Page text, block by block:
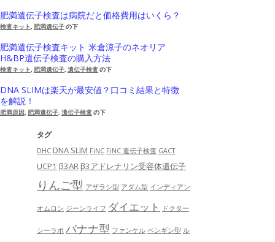
肥満遺伝子検査は病院だと価格費用はいくら？
検査キット, 肥満遺伝子の下
肥満遺伝子検査キット 米倉涼子のネオリア
H&BP遺伝子検査の購入方法
検査キット, 肥満遺伝子, 遺伝子検査の下
DNA SLIMは楽天が最安値？口コミ結果と特徴
を解説！
肥満原因, 肥満遺伝子, 遺伝子検査の下
タグ
DHC DNA SLIM FiNC FiNC 遺伝子検査 GACT
UCP1 β3AR β3アドレナリン受容体遺伝子
りんご型 アザラシ型 アダム型 インディアン
オムロン ジーンライフ ダイエット ドクター
シーラボ バナナ型 ファンケル ペンギン型 ル